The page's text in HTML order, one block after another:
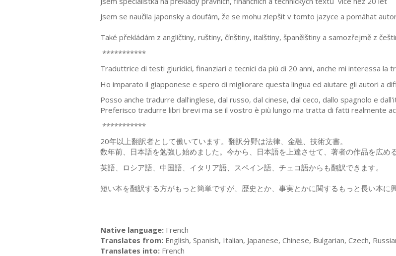
Jsem se naučila japonsky a doufám, že se mohu zlepšit v tomto jazyce a pomáhat
Také překládám z angličtiny, ruštiny, čínštiny, italštiny, španělštiny a samozřejmě z
***********
Traduttrice di testi giuridici, finanziari e tecnici da più di 20 anni, anche mi interessa la
Ho imparato il giapponese e spero di migliorare questa lingua ed aiutare gli autori a
Posso anche tradurre dall'inglese, dal russo, dal cinese, dal ceco, dallo spagnolo e
Preferisco tradurre libri brevi ma se il vostro è più lungo ma tratta di fatti realmente
***********
20年以上翻訳者として働いています。翻訳分野は法律、金融、技術文書。
数年前、日本語を勉強し始めました。今から、日本語を上達させて、著者の作品を広め
英語、ロシア語、中国語、イタリア語、スペイン語、チェコ語からも翻訳できます。
短い本を翻訳する方がもっと簡単ですが、歴史とか、事実とかに関するもっと長い本に
Native language: French
Translates from: English, Spanish, Italian, Japanese, Chinese, Bulgarian, Czech,
Translates into: French